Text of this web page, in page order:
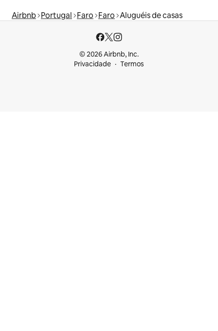
Airbnb Portugal Faro Faro Aluguéis de casas
© 2026 Airbnb, Inc.
Privacidade
Termos